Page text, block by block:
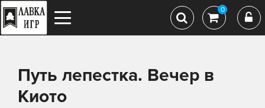
0
Путь лепестка. Вечер в
Киото